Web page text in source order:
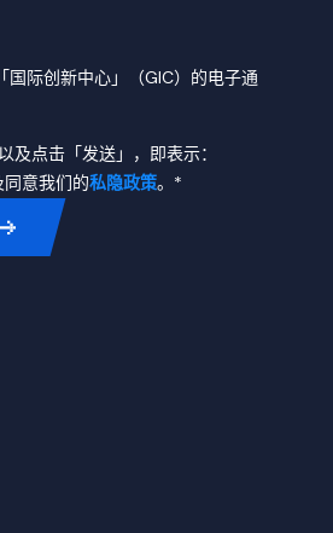
国际创新中心」（GIC）的电子通
及点击「发送」，即表示：
意我们的私隐政策。*